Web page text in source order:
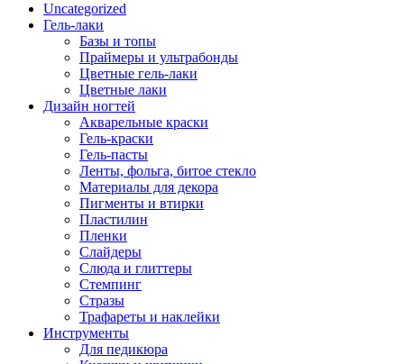
Uncategorized
Гель-лаки
Базы и топы
Праймеры и ультрабонды
Цветные гель-лаки
Цветные лаки
Дизайн ногтей
Акварельные краски
Гель-краски
Гель-пасты
Ленты, фольга, битое стекло
Материалы для декора
Пигменты и втирки
Пластилин
Пленки
Слайдеры
Слюда и глиттеры
Стемпинг
Стразы
Трафареты и наклейки
Инструменты
Для педикюра